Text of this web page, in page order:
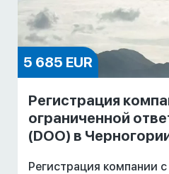
5 685 EUR
Регистрация
ограниченной
(DOO) в
Регистрация компании